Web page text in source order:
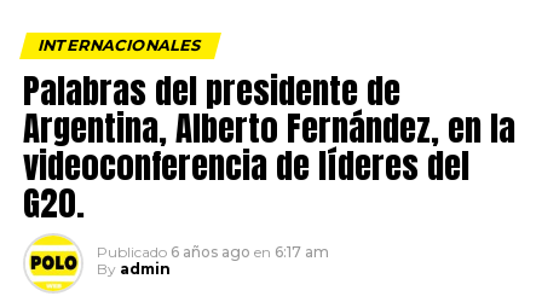
INTERNACIONALES
Palabras del presidente de
Argentina, Alberto Fernández, en la
videoconferencia de líderes del
G20.
Publicado 6 años ago en 6:17 am
By admin